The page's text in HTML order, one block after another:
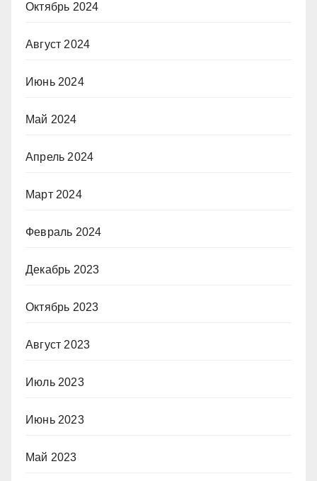
Октябрь 2024
Август 2024
Июнь 2024
Май 2024
Апрель 2024
Март 2024
Февраль 2024
Декабрь 2023
Октябрь 2023
Август 2023
Июль 2023
Июнь 2023
Май 2023